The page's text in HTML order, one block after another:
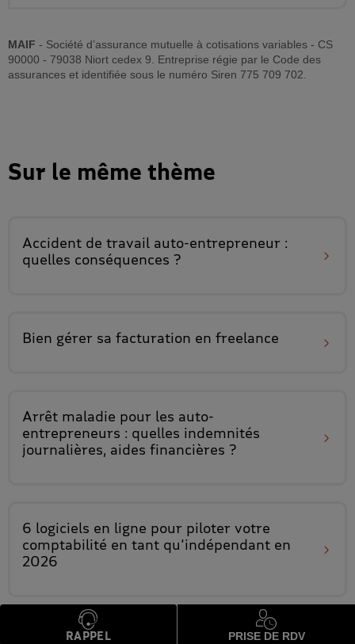
MAIF - Société d’assurance mutuelle à cotisations variables - CS
90000 - 79038 Niort cedex 9. Entreprise régie par le Code des
assurances et identifiée sous le numéro Siren 775 709 702.
Sur le même thème
Accident de travail auto-entrepreneur :
quelles conséquences ?
Bien gérer sa facturation en freelance
Arrêt maladie pour les auto-
entrepreneurs : quelles indemnités
journalières, aides financières ?
6 logiciels en ligne pour piloter votre
comptabilité en tant qu'indépendant en
2026
Trouver une assurance adaptée à son
RAPPEL PRISE DE RDV